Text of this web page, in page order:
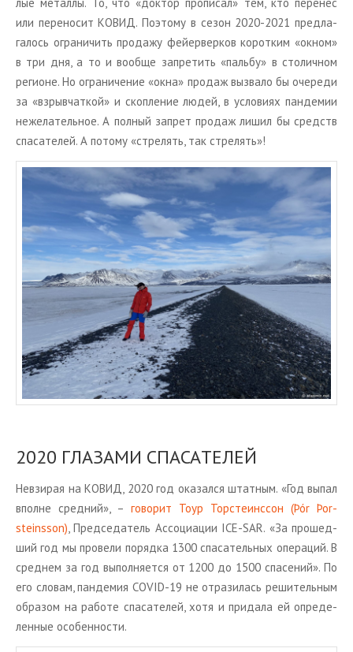
или пе­ре­но­сит КОВИД. По­это­му в сезон 2020-2021 пред­ла­
га­лось огра­ни­чить про­да­жу фей­ер­вер­ков ко­рот­ким «окном»
в три дня, а то и во­об­ще за­пре­тить «паль­бу» в сто­лич­ном
ре­ги­оне. Но огра­ни­че­ние «окна» про­даж вы­зва­ло бы оче­ре­ди
за «взрыв­чат­кой» и скоп­ле­ние людей, в усло­ви­ях пан­де­мии
неже­ла­тель­ное. А пол­ный за­прет про­даж лишил бы средств
спа­са­те­лей. А по­то­му «стре­лять, так стре­лять»!
2020 ГЛА­ЗА­МИ СПА­СА­ТЕ­ЛЕЙ
Невзи­рая на КОВИД, 2020 год ока­зал­ся штат­ным. «Год выпал
вполне сред­ний», – го­во­рит Тоур Тор­сте­инссон (Þór Þor­
steins­son), Пред­се­да­тель Ас­со­ци­а­ции ICE-SAR. «За про­шед­
ший год мы про­ве­ли по­ряд­ка 1300 спа­са­тель­ных опе­ра­ций. В
сред­нем за год вы­пол­ня­ет­ся от 1200 до 1500 спа­се­ний». По
его сло­вам, пан­де­мия COVID-19 не от­ра­зи­лась ре­ши­тель­ным
об­ра­зом на ра­бо­те спа­са­те­лей, хотя и при­да­ла ей опре­де­
лен­ные осо­бен­но­сти.